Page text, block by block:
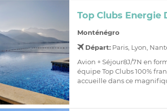
Top Clubs Energie
Monténégro
Départ:Paris, Lyon,
Avion + Séjour8J/7N en
équipe Top Clubs 100%
accueille dans ce